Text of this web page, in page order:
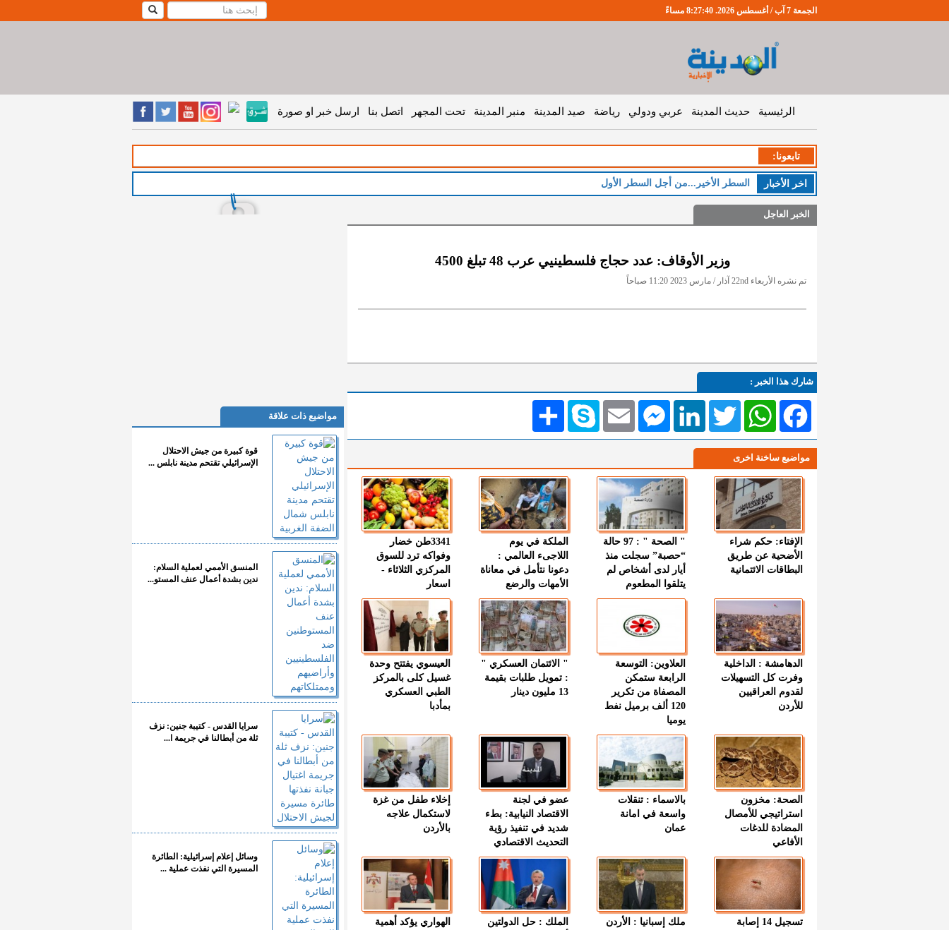
الجمعة 7 آب / أغسطس 2026. 8:27:41 مساءً
الرئيسية حديث المدينة عربي ودولي رياضة صيد المدينة منبر المدينة تحت المجهر اتصل بنا ارسل خبر او صورة
تابعونا:
اخر اﻷخبار
الخبر العاجل
وزير الأوقاف: عدد حجاج فلسطينيي عرب 48 تبلغ 4500
تم نشره الأربعاء 22nd آذار / مارس 2023 11:20 صباحاً
شارك هذا الخبر :
انشر Skype EmailMessengerLinkedIn TwitterWhatsAppFacebook
مواضيع ساخنة اخرى
الإفتاء: حكم شراء
الأضحية عن طريق
البطاقات الائتمانية
" الصحة " : 97 حالة
“حصبة” سجلت منذ
أيار لدى أشخاص لم
يتلقوا المطعوم
الملكة في يوم
اللاجىء العالمي :
دعونا نتأمل في معاناة
الأمهات والرضع
3341طن خضار
وفواكه ترد للسوق
المركزي الثلاثاء -
اسعار
الدهامشة : الداخلية
وفرت كل التسهيلات
لقدوم العراقيين
للأردن
العلاوين: التوسعة
الرابعة ستمكن
المصفاة من تكرير
120 ألف برميل نفط
يوميا
" الائتمان العسكري "
: تمويل طلبات بقيمة
13 مليون دينار
العيسوي يفتتح وحدة
غسيل كلى بالمركز
الطبي العسكري
بمأدبا
الصحة: مخزون
استراتيجي للأمصال
المضادة للدغات
الأفاعي
بالاسماء : تنقلات
واسعة في امانة
عمان
عضو في لجنة
الاقتصاد النيابية: بطء
شديد في تنفيذ رؤية
التحديث الاقتصادي
إخلاء طفل من غزة
لاستكمال علاجه
بالأردن
تسجيل 14 إصابة
ملك إسبانيا : الأردن
الملك : حل الدولتين
الهواري يؤكد أهمية
مواضيع ذات علاقة
قوة كبيرة من جيش الاحتلال
الإسرائيلي تقتحم مدينة نابلس ...
المنسق الأممي لعملية السلام:
ندين بشدة أعمال عنف المستو...
سرايا القدس - كتيبة جنين: نزف
ثلة من أبطالنا في جريمة ا...
وسائل إعلام إسرائيلية: الطائرة
المسيرة التي نفذت عملية ...